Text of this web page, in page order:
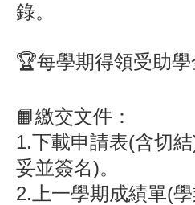
錄。
🏆️每學期得領受助
📙繳交文件 ：
1.下載申請表(含切
妥並簽名)。
2.上一學期成績單(